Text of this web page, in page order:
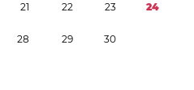
21 22 23 24
28 29 30